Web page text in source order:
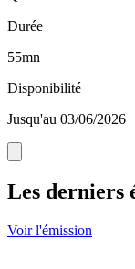
Durée
55mn
Disponibilité
Jusqu'au 03/06/2026
Les derniers
Voir l'émission